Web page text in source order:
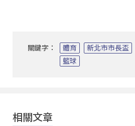
關鍵字： 體育 新北市市長盃
籃球
相關文章